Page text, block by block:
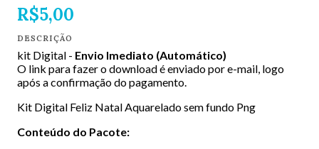
R$5,00
DESCRIÇÃO
kit Digital - Envio Imediato (Automático)
O link para fazer o download é enviado por e-mail, logo
após a confirmação do pagamento.
Kit Digital Feliz Natal Aquarelado sem fundo Png
Conteúdo do Pacote: